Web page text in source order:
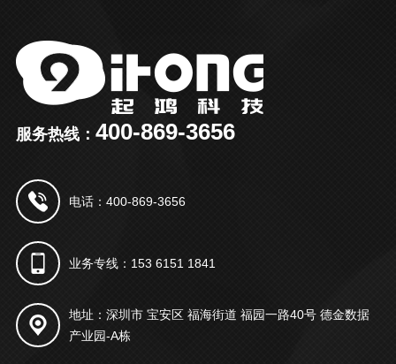
服务热线： 400-869-3656
电话：400-869-3656
业务专线：153 6151 1841
地址：深圳市 宝安区 福海街道 福园一路40号 德金数据
产业园-A栋